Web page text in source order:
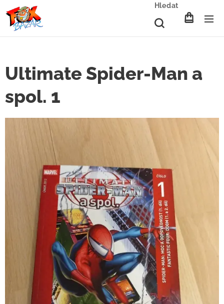
Hledat
Ultimate Spider-Man a
spol. 1